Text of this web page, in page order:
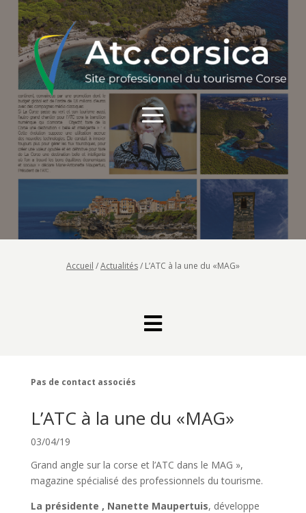
Accueil /Actualités/ L’ATC à la une du «MAG»

Pas de contact associés
L’ATC à la une du «MAG»
03/04/19
Grand angle sur la corse et l’ATC dans le MAG »,
magazine spécialisé des professionnels du tourisme.
La présidente , Nanette Maupertuis, développe